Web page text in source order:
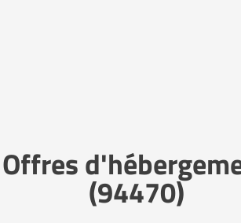
(94470)